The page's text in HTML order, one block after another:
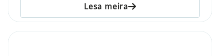
Lesa meira